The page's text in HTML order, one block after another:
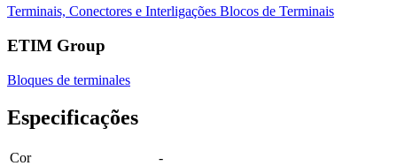
Terminais, Conectores e Interligações Blocos de Terminais
ETIM Group
Bloques de terminales
Especificações
Cor
-